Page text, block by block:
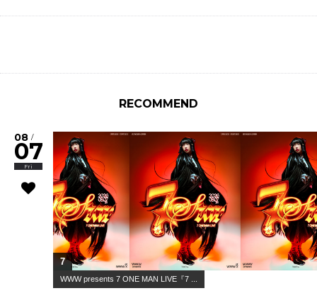
RECOMMEND
08 /
07
Fri
7
WWW presents 7 ONE MAN LIVE『7 ...